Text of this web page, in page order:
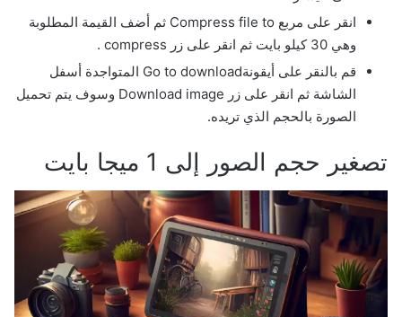
انقر على مربع Compress file to ثم أضف القيمة المطلوبة
وهي 30 كيلو بايت ثم انقر على زر compress .
قم بالنقر على أيقونةGo to download المتواجدة أسفل
الشاشة ثم انقر على زر Download image وسوف يتم تحميل
الصورة بالحجم الذي تريده.
تصغير حجم الصور إلى 1 ميجا بايت